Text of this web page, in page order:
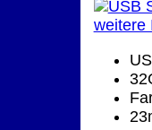
weitere